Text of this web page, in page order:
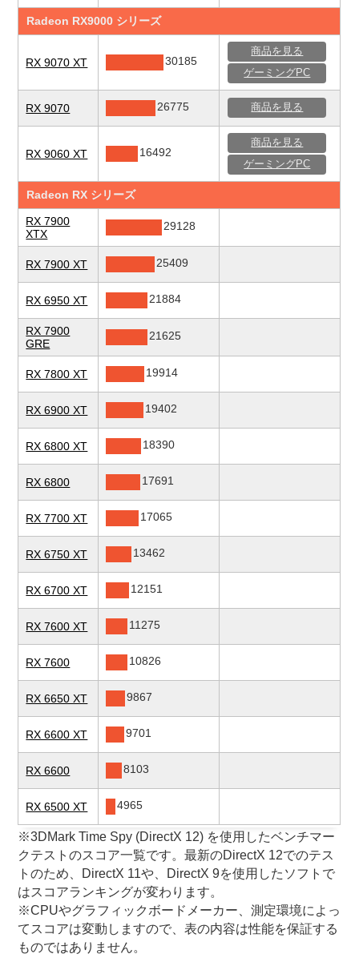
Radeon RX9000 シリーズ
RX 9070 XT 30185
商品を見る
ゲーミングPC
RX 9070 26775 商品を見る
RX 9060 XT 16492
商品を見る
ゲーミングPC
Radeon RX シリーズ
RX 7900
XTX
29128
RX 7900 XT 25409
RX 6950 XT 21884
RX 7900
GRE
21625
RX 7800 XT 19914
RX 6900 XT 19402
RX 6800 XT 18390
RX 6800 17691
RX 7700 XT 17065
RX 6750 XT 13462
RX 6700 XT 12151
RX 7600 XT 11275
RX 7600 10826
RX 6650 XT 9867
RX 6600 XT 9701
RX 6600 8103
RX 6500 XT 4965
※3DMark Time Spy (DirectX 12) を使用したベンチマー
クテストのスコア一覧です。最新のDirectX 12でのテス
トのため、DirectX 11や、DirectX 9を使用したソフトで
はスコアランキングが変わります。
※CPUやグラフィックボードメーカー、測定環境によっ
てスコアは変動しますので、表の内容は性能を保証する
ものではありません。